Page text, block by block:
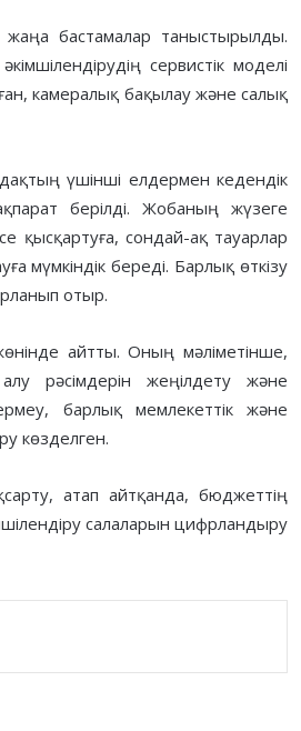
жаңа бастамалар таныстырылды.
сервистік моделі
камералық бақылау және салық
үшінші елдермен кедендік
берілді. Жобаның жүзеге
қысқартуға, сондай-ақ тауарлар
мүмкіндік береді. Барлық өткізу
отыр.
айтты. Оның мәліметінше,
рәсімдерін жеңілдету және
барлық мемлекеттік және
көзделген.
атап айтқанда, бюджеттің
салаларын цифрландыру